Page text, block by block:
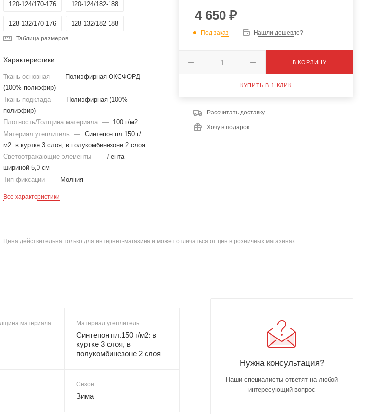
120-124/170-176 120-124/182-188
128-132/170-176 128-132/182-188
Таблица размеров
Характеристики
Ткань основная —
Полиэфирная ОКСФОРД
(100% полиэфир)
Ткань подклада
—
Полиэфирная (100%
полиэфир)
Плотность/Толщина материала
—
100 г/м2
Материал утеплитель
—
Синтепон пл.150 г/
м2: в куртке 3 слоя, в полукомбинезоне 2 слоя
Светоотражающие элементы
—
Лента
шириной 5,0 см
Тип фиксации
— Молния
Все характеристики
4 650₽
Под заказ Нашли дешевле?
В КОРЗИНУ
КУПИТЬ В 1 КЛИК
Рассчитать доставку
Хочу в подарок
Цена действительна только для интернет-магазина и может отличаться от цен в розничных магазинах
материала Материал утеплитель
Синтепон пл.150 г/м2: в
куртке 3 слоя, в
полукомбинезоне 2 слоя
Сезон
Зима
Нужна консультация?
Наши специалисты ответят на любой
интересующий вопрос